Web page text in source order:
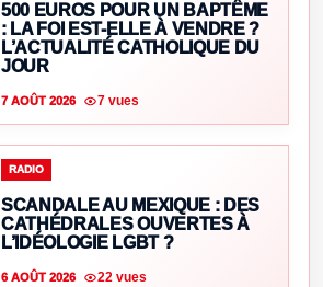
500 EUROS POUR UN BAPTÊME
: LA FOI EST-ELLE À VENDRE ?
L’ACTUALITÉ CATHOLIQUE DU
JOUR
7 AOÛT 2026 7 vues
RADIO
SCANDALE AU MEXIQUE : DES
CATHÉDRALES OUVERTES À
L’IDÉOLOGIE LGBT ?
6 AOÛT 2026 22 vues